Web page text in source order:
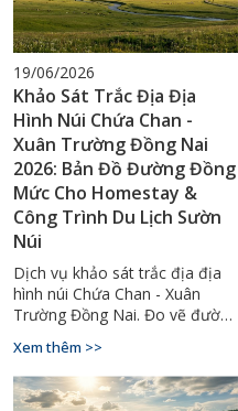
19/06/2026
Khảo Sát Trắc Địa Địa
Hình Núi Chứa Chan -
Xuân Trường Đồng Nai
2026: Bản Đồ Đường Đồng
Mức Cho Homestay &
Công Trình Du Lịch Sườn
Núi
Dịch vụ khảo sát trắc địa địa
hình núi Chứa Chan - Xuân
Trường Đồng Nai. Đo vẽ đường
phục vụ thiết kế homestay,
công trình du lịch sườn núi. Gọi
0927.900.068.
Xem thêm >>